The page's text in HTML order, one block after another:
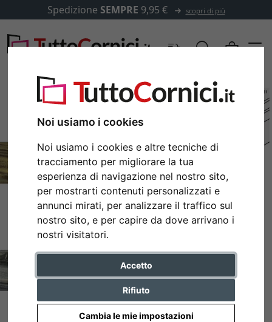
Noi usiamo i cookies
Noi usiamo i cookies e altre tecniche di
tracciamento per migliorare la tua
esperienza di navigazione nel nostro sito,
per mostrarti contenuti personalizzati e
annunci mirati, per analizzare il traffico sul
nostro sito, e per capire da dove arrivano i
nostri visitatori.
Accetto
Rifiuto
Cambia le mie impostazioni
Spedizione SEMPRE 9,95 € scopri di più
Indietro